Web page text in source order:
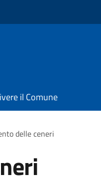
il Comune
delle ceneri